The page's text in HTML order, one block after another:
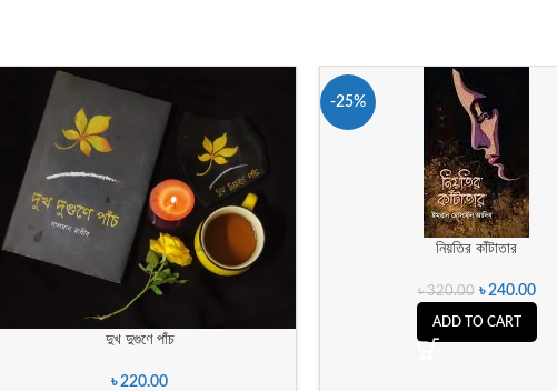
দুখ দুগুণে পাঁচ
৳ 220.00
-25%
নিয়তির কাঁটাতার
৳320.00 ৳240.00
ADD TO CART